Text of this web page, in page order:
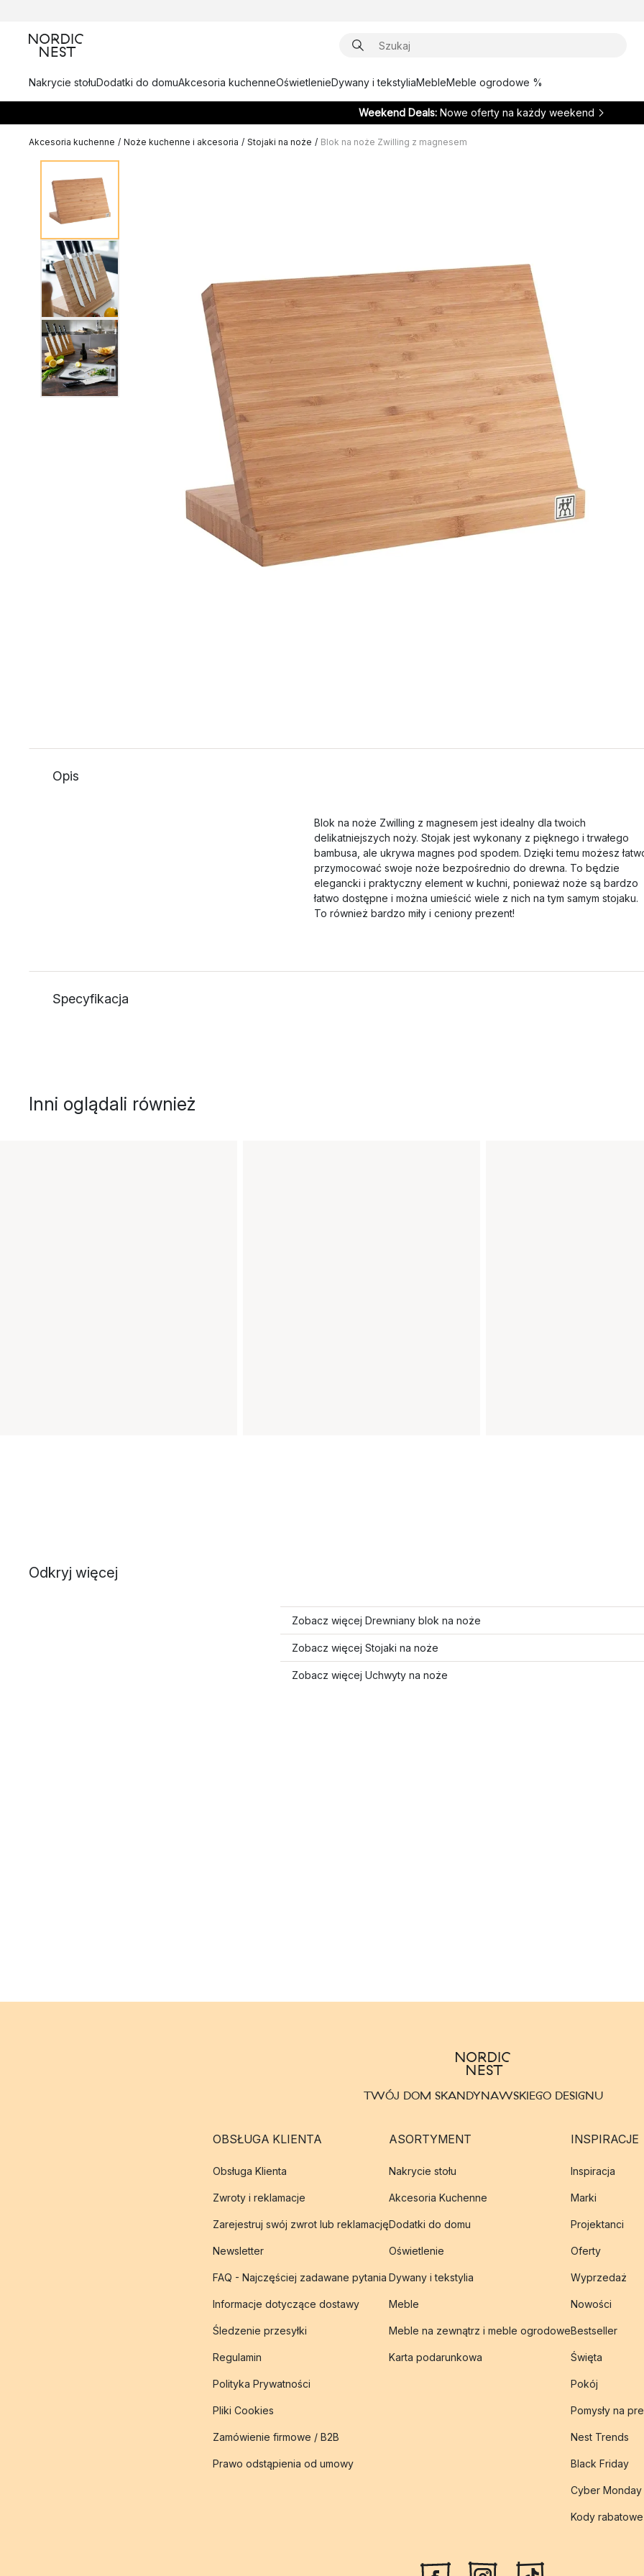
Nakrycie stołuDodatki do domuAkcesoria kuchenneOświetlenieDywany i tekstyliaMebleMeble ogrodowe %
Weekend Deals: Nowe oferty na każdy weekend
Akcesoria kuchenne / Noże kuchenne i akcesoria / Stojaki na noże / Blok na noże Zwilling z magnesem
Opis
Blok na noże Zwilling z magnesem jest idealny dla twoich
delikatniejszych noży. Stojak jest wykonany z pięknego i trwałego
bambusa, ale ukrywa magnes pod spodem. Dzięki temu możesz
przymocować swoje noże bezpośrednio do drewna. To będzie
elegancki i praktyczny element w kuchni, ponieważ noże są bardzo
łatwo dostępne i można umieścić wiele z nich na tym samym stojaku.
To również bardzo miły i ceniony prezent!
Specyfikacja
Inni oglądali również
Odkryj więcej
Zobacz więcej Drewniany blok na noże
Zobacz więcej Stojaki na noże
Zobacz więcej Uchwyty na noże
TWÓJ DOM SKANDYNAWSKIEGO DESIGNU
OBSŁUGA KLIENTA
Obsługa Klienta
Zwroty i reklamacje
Zarejestruj swój zwrot lub reklamację
Newsletter
FAQ - Najczęściej zadawane pytania
Informacje dotyczące dostawy
Śledzenie przesyłki
Regulamin
Polityka Prywatności
Pliki Cookies
Zamówienie firmowe / B2B
Prawo odstąpienia od umowy
ASORTYMENT
Nakrycie stołu
Akcesoria Kuchenne
Dodatki do domu
Oświetlenie
Dywany i tekstylia
Meble
Meble na zewnątrz i meble ogrodowe
Karta podarunkowa
INSPIRACJE
Inspiracja
Marki
Projektanci
Oferty
Wyprzedaż
Nowości
Bestseller
Święta
Pokój
Pomysły na
Nest Trends
Black Friday
Cyber Monday
Kody rabatowe